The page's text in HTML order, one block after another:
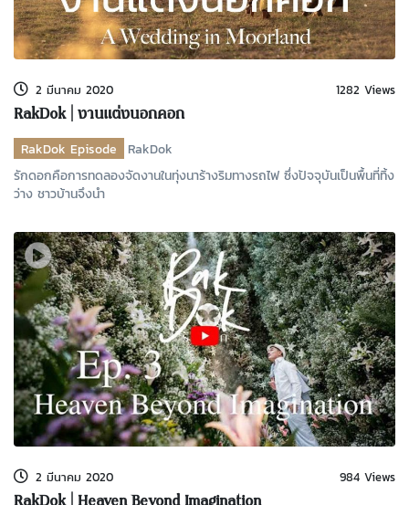
2 มีนาคม 2020 1282 Views
RakDok | งานแต่งนอกคอก
RakDok Episode
RakDok
รักดอกคือการทดลองจัดงานในทุ่งนาร้างริมทางรถไฟ ซึ่งปัจจุบันเป็นพื้นที่ทิ้ง
ว่าง ชาวบ้านจึงนำ
2 มีนาคม 2020 984 Views